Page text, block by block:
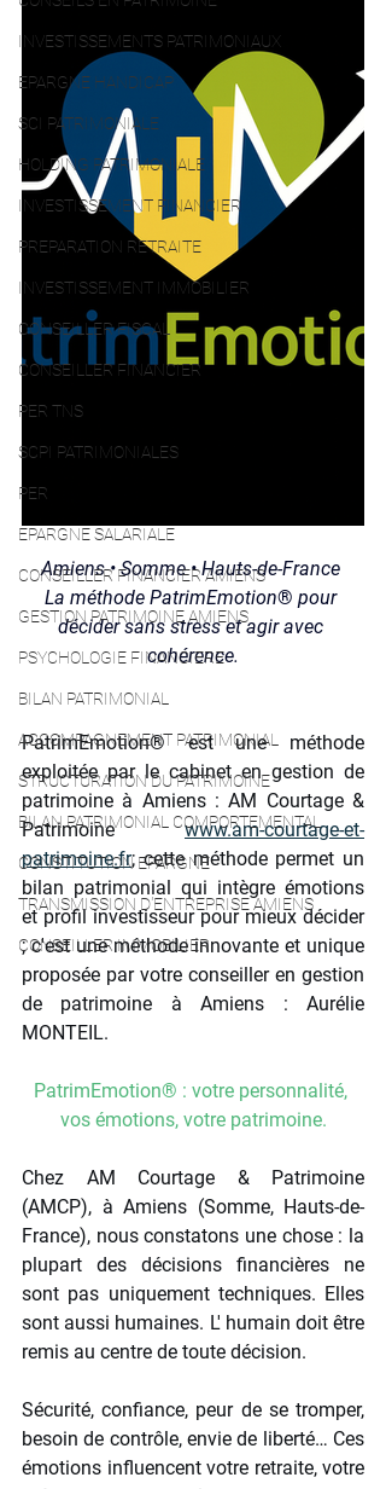
INVESTISSEMENTS PATRIMONIAUX
EPARGNE HANDICAP
SCI PATRIMONIALE
HOLDING PATRIMONIALE
INVESTISSEMENT FINANCIER
PREPARATION RETRAITE
INVESTISSEMENT IMMOBILIER
CONSEILLER FISCAL
CONSEILLER FINANCIER
PER TNS
SCPI PATRIMONIALES
PER
EPARGNE SALARIALE
CONSEILLER FINANCIER AMIENS
GESTION PATRIMOINE AMIENS
PSYCHOLOGIE FINANCIERE
BILAN PATRIMONIAL
ACCOMPAGNEMENT PATRIMONIAL
STRUCTURATION DU PATRIMOINE
BILAN PATRIMONIAL COMPORTEMENTAL
CONSTITUTION EPARGNE
TRANSMISSION D'ENTREPRISE AMIENS
CONSEILLER IMMOBILIER
Amiens • Somme • Hauts-de-France
La méthode PatrimEmotion® pour
décider sans stress et agir avec
cohérence.
PatrimEmotion® est une méthode
exploitée par le cabinet en gestion de
patrimoine à Amiens : AM Courtage &
Patrimoine www.am-courtage-et-
patrimoine.fr; cette méthode permet un
bilan patrimonial qui intègre émotions
et profil investisseur pour mieux décider
; c'est une méthode innovante et unique
proposée par votre conseiller en gestion
de patrimoine à Amiens : Aurélie
MONTEIL.
PatrimEmotion® : votre personnalité,
vos émotions, votre patrimoine.
Chez AM Courtage & Patrimoine
(AMCP), à Amiens (Somme, Hauts-de-
France), nous constatons une chose : la
plupart des décisions financières ne
sont pas uniquement techniques. Elles
sont aussi humaines. L' humain doit être
remis au centre de toute décision.
Sécurité, confiance, peur de se tromper,
besoin de contrôle, envie de liberté… Ces
émotions influencent votre retraite, votre